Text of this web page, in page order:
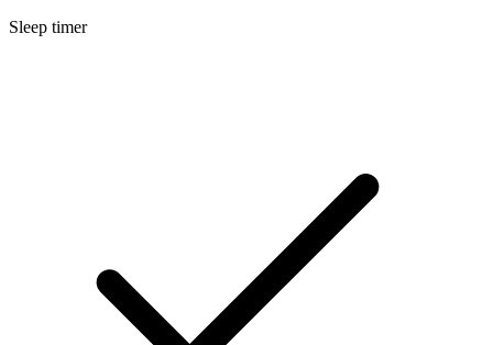
Sleep timer